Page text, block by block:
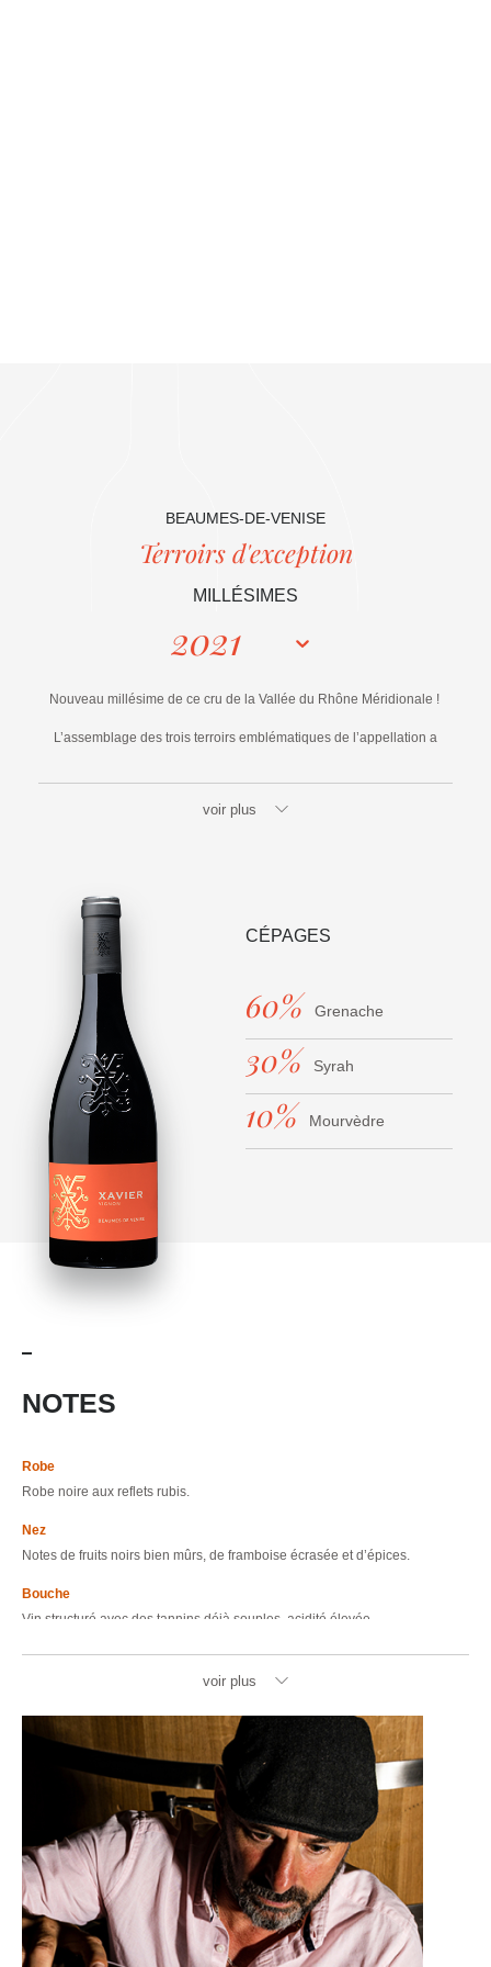
BEAUMES-DE-VENISE
Terroirs d'exception
CÉPAGES
60% Grenache
30% Syrah
10% Mourvèdre
MILLÉSIMES
2021
Nouveau millésime de ce cru de la Vallée du Rhône Méridionale !
L’assemblage des trois terroirs emblématiques de l’appellation a
fruits noirs. Les vignes en altitude on apporté un niveau d’acidité rare
sur cette appellation.
voir plus
NOTES
Robe
Robe noire aux reflets rubis.
Nez
Notes de fruits noirs bien mûrs, de framboise écrasée et d’épices.
Bouche
Vin structuré avec des tannins déjà souples, acidité élevée.
voir plus